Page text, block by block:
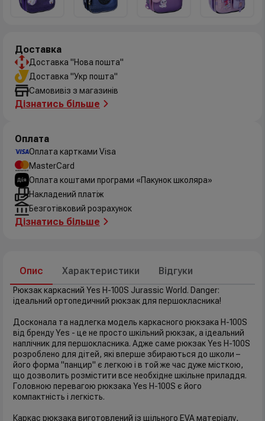
Опис Характеристики Відгуки
Рюкзак каркасний Yes H-100S Jurassic World. Danger:
ідеальний ортопедичний рюкзак для першокласника!
Досконала та надлегка модель каркасного рюкзака H-100S
від бренду Yes - це не просто шкільний рюкзак, а ідеальний
наплічник для першокласника. Адже саме рюкзак Yes H-100S
розроблено для дітей, які вперше збираються до школи –
його форма "панцир" є легкою і в той же час дуже місткою,
що дозволить розмістити все необхідне шкільне приладдя.
Головною перевагою рюкзака Yes H-100S є його
компактність і легкість.
Каркас рюкзака виготовлений із щільного EVA матеріалу,
Доставка
Доставка "Нова пошта"
Доставка "Укр пошта"
Самовивіз з магазинів
Дізнатись більше
Оплата
Оплата картками Visa
MasterCard
Оплата коштами програми «Пакунок школяра»
Накладений платіж
Безготівковий розрахунок
Дізнатись більше